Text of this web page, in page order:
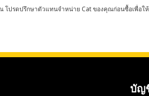
ปรดปรึกษาตัวแทนจำหน่าย Cat ของคุณก่อนซื้อเพื่อ
บัญ